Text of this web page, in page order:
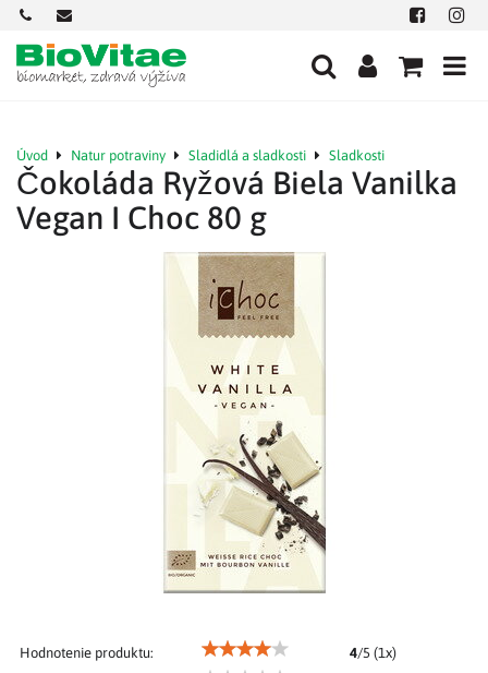
+421
901
712
584
office@biovitae.sk Facebook
Úvod Natur potraviny Sladidlá a sladkosti Sladkosti
Čokoláda Ryžová Biela Vanilka
Vegan I Choc 80 g
Hodnotenie produktu: 4/5 (1x)